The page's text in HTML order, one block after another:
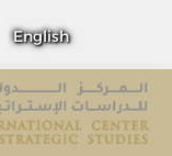
English